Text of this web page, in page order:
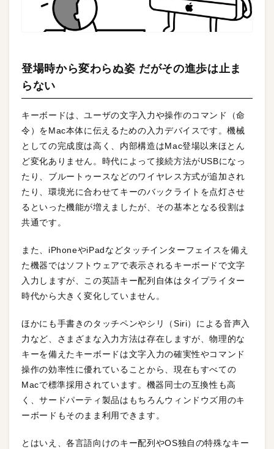
登場時から変わらぬ姿 だがその進歩は止ま
らない
キーボードは、ユーザの文字入力や操作のコマンド（命
令）をMac本体に伝えるための入力デバイスです。機械
としての完成度は高く、内部構造はMac登場以来ほとん
ど変化ありません。時代によって接続方法がUSBになっ
たり、ブルートゥースなどのワイヤレス方式が追加され
たり、環境光に合わせてキーのバックライトを点灯させ
るといった機能が増えましたが、その基本となる役割は
共通です。
また、iPhoneやiPadなどタッチインターフェイスを備え
た機器ではソフトウェアで表示されるキーボードで文字
入力しますが、この英語キー配列自体はタイプライター
時代から大きく変化していません。
ほかにも手書きのタッチペンやシリ（Siri）による音声入
力など、さまざまな入力方法は存在しますが、物理的な
キーを備えたキーボードは文字入力の確実性やコマンド
操作の効率性に優れていることから、現在もすべての
Macで標準採用されています。機器同士の互換性も高
く、サードパーティ製品はもちろんウィンドウズ用のキ
ーボードもそのまま利用できます。
とはいえ、各言語向けのキー配列やOS独自の特殊なキー